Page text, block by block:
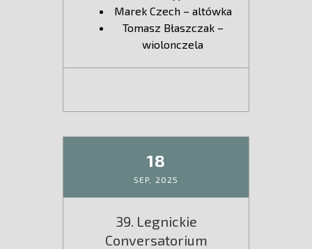
Marek Czech – altówka
Tomasz Błaszczak –
wiolonczela
18
SEP, 2025
39. Legnickie
Conversatorium